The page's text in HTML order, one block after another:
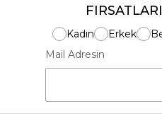
Kadın Erkek
Mail Adresin